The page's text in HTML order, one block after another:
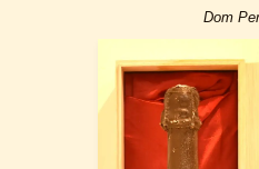
Dom